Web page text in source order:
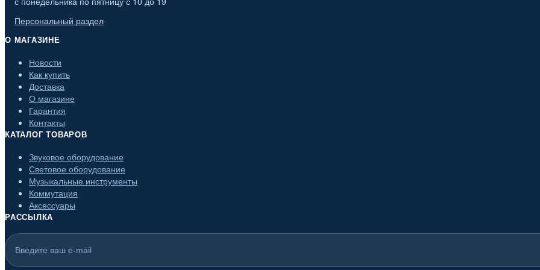
Персональный раздел
О МАГАЗИНЕ
Новости
Как купить
Доставка
О магазине
Гарантия
Контакты
КАТАЛОГ ТОВАРОВ
Звуковое оборудование
Световое оборудование
Музыкальные инструменты
Коммутация
Аксессуары
РАССЫЛКА